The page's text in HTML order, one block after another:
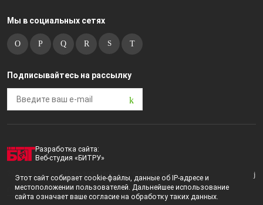
Мы в социальных сетях
Подписывайтесь на рассылку
Разработка сайта:
Веб-студия «БИТРУ»
2023 © i-market |
Пользовательское соглашение
Политика конфиденциальности
Этот сайт собирает cookie-файлы, данные об IP-адресе и
местоположении пользователей. Дальнейшее использование
сайта означает ваше согласие на обработку таких данных.